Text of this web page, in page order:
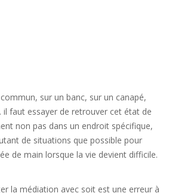
sur un banc, sur un canapé,
faut essayer de retrouver cet état de
non pas dans un endroit spécifique,
de situations que possible pour
de main lorsque la vie devient difficile.
la médiation avec soit est une erreur à